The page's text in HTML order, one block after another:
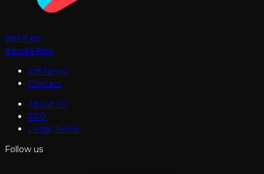
Get it on
Google Play
Art News
Contact
About Us
FAQ
Legal Terms
Follow us